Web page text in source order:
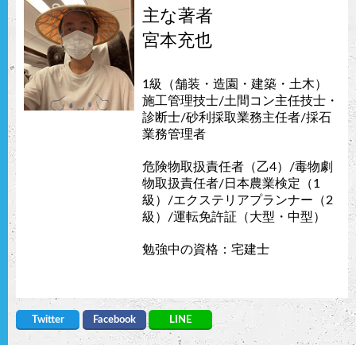
主な著者
宮本充也
1級（舗装・造園・建築・土木）
施工管理技士/土間コン主任技士・
診断士/砂利採取業務主任者/採石
業務管理者
危険物取扱責任者（乙4）/毒物劇
物取扱責任者/日本農業検定（1
級）/エクステリアプランナー（2
級）/運転免許証（大型・中型）
勉強中の資格：宅建士
Twitter Facebook LINE